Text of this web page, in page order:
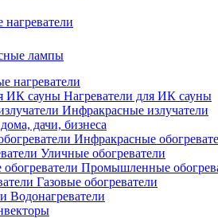
лампы
нагреватели
Нагреватели для ИК сауны
Инфракрасные излучатели
дачи, бизнеса
Инфракрасные
Уличные обогреватели
Промышленные
Газовые обогреватели
Водонагреватели